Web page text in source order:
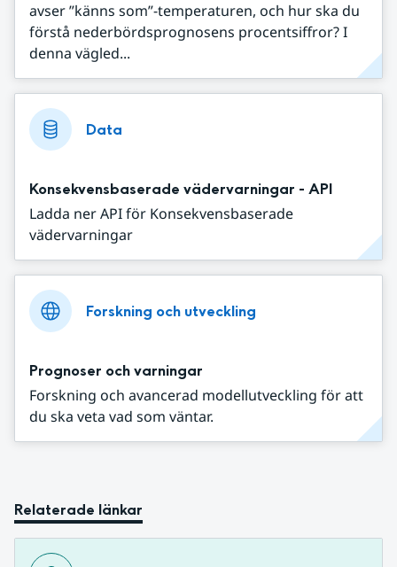
avser ”känns som”-temperaturen, och hur ska du
förstå nederbördsprognosens procentsiffror? I
denna vägled...
Data
Konsekvensbaserade vädervarningar - API
Ladda ner API för Konsekvensbaserade
vädervarningar
Forskning och utveckling
Prognoser och varningar
Forskning och avancerad modellutveckling för att
du ska veta vad som väntar.
Relaterade länkar